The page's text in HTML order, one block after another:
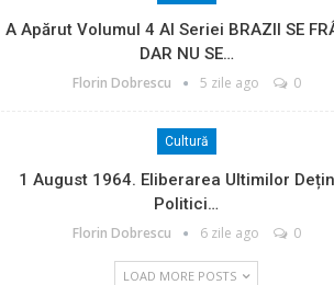
A Apărut Volumul 4 Al Seriei BRAZII SE
DAR NU SE…
Florin Dobrescu 5 zile ago 0
Cultură
1 August 1964. Eliberarea Ultimilor
Politici…
Florin Dobrescu 6 zile ago 0
LOAD MORE POSTS